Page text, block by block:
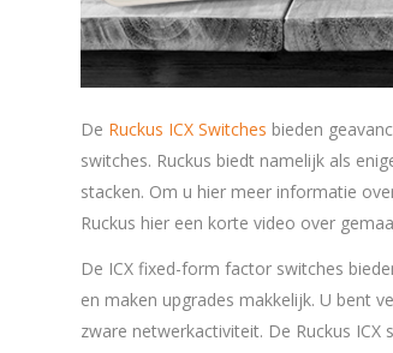
De Ruckus ICX Switches bieden
switches. Ruckus biedt namelijk als
stacken. Om u hier meer informatie
Ruckus hier een korte video over
De ICX fixed-form factor switches
en maken upgrades makkelijk. U bent
zware netwerkactiviteit. De Ruckus